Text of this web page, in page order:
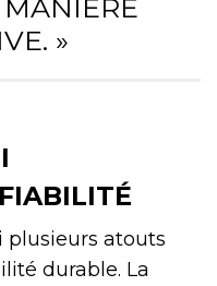
MANIÈRE
»
plusieurs atouts
durable. La